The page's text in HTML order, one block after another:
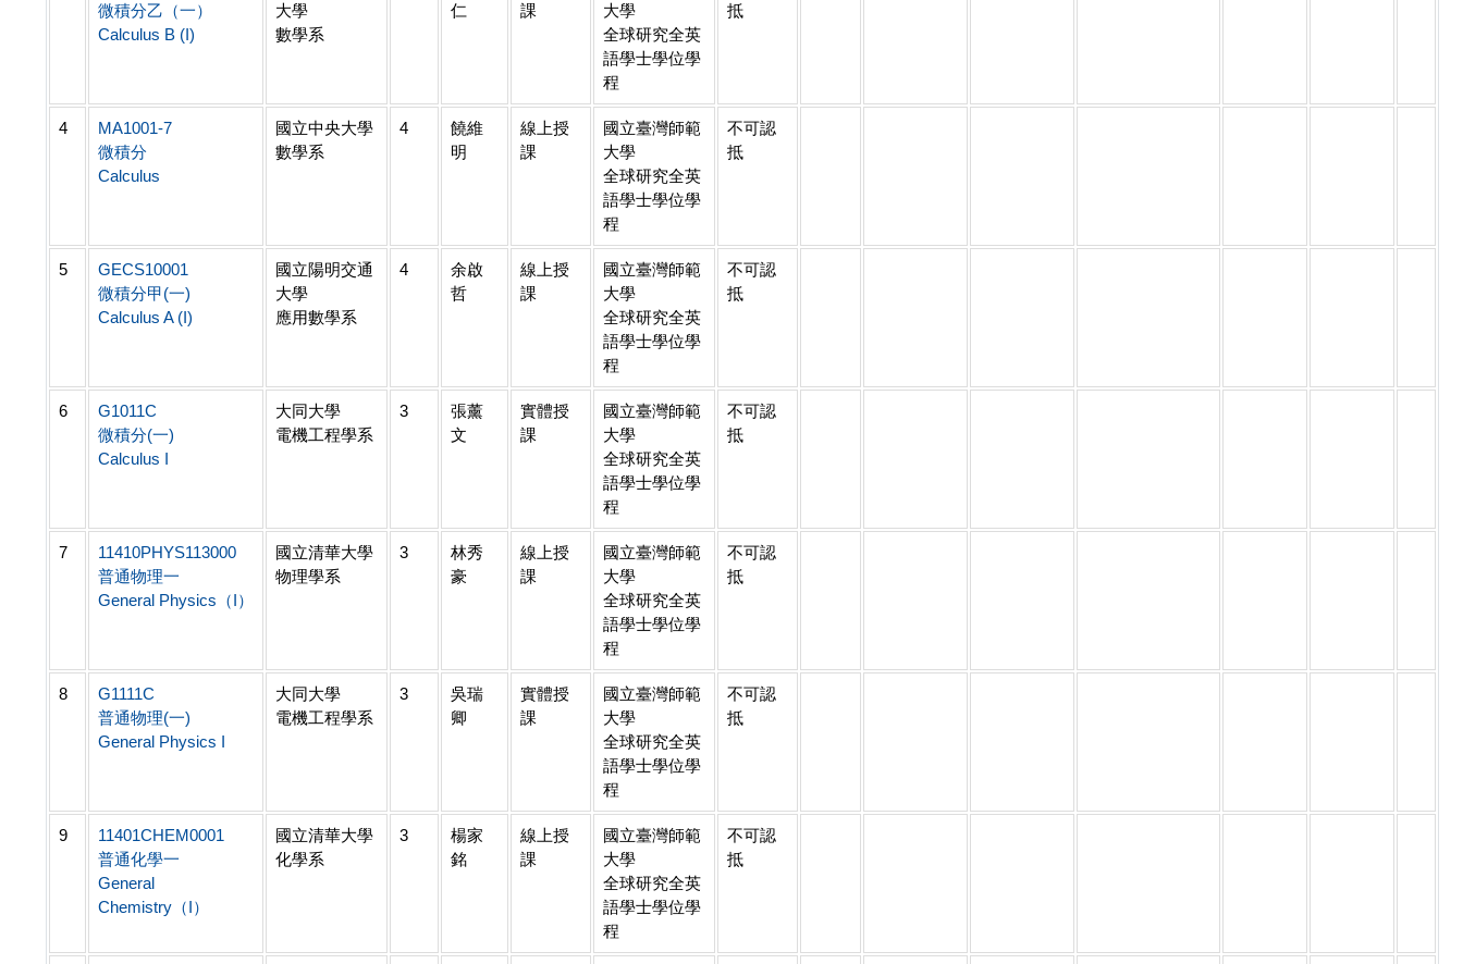
微積分乙（一）
Calculus B (I)
大學
數學系
仁
課
大學
全球研究全英
語學士學位學
程
抵
4
MA1001-7
微積分
Calculus
國立中央大學
數學系
4
饒維
明
線上授
課
國立臺灣師範
大學
全球研究全英
語學士學位學
程
不可認
抵
5
GECS10001
微積分甲(一)
Calculus A (I)
國立陽明交通
大學
應用數學系
4
余啟
哲
線上授
課
國立臺灣師範
大學
全球研究全英
語學士學位學
程
不可認
抵
6
G1011C
微積分(一)
Calculus I
大同大學
電機工程學系
3
張薰
文
實體授
課
國立臺灣師範
大學
全球研究全英
語學士學位學
程
不可認
抵
7
11410PHYS113000
普通物理一
General Physics（I）
國立清華大學
物理學系
3
林秀
豪
線上授
課
國立臺灣師範
大學
全球研究全英
語學士學位學
程
不可認
抵
8
G1111C
普通物理(一)
General Physics I
大同大學
電機工程學系
3
吳瑞
卿
實體授
課
國立臺灣師範
大學
全球研究全英
語學士學位學
程
不可認
抵
9
11401CHEM0001
普通化學一
General
Chemistry（I）
國立清華大學
化學系
3
楊家
銘
線上授
課
國立臺灣師範
大學
全球研究全英
語學士學位學
程
不可認
抵